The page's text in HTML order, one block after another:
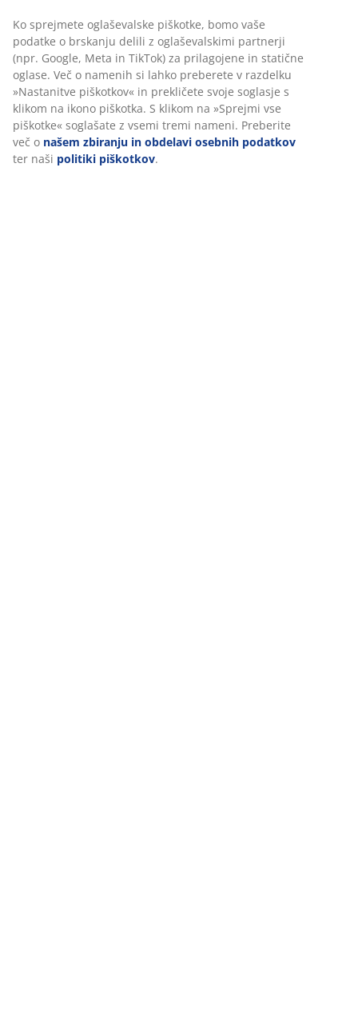
Ko sprejmete oglaševalske piškotke, bomo vaše
podatke o brskanju delili z oglaševalskimi partnerji
(npr. Google, Meta in TikTok) za prilagojene in statične
oglase. Več o namenih si lahko preberete v razdelku
»Nastanitve piškotkov« in prekličete svoje soglasje s
klikom na ikono piškotka. S klikom na »Sprejmi vse
piškotke« soglašate z vsemi tremi nameni. Preberite
več o našem zbiranju in obdelavi osebnih podatkov
ter naši politiki piškotkov.